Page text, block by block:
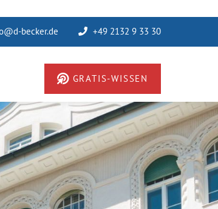
becker.de +49 2132 9 33 30
GRATIS-WISSEN